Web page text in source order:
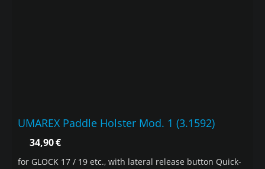
UMAREX Paddle Holster Mod. 1 (3.1592)
34,90€
for GLOCK 17 / 19 etc., with lateral release button Quick-